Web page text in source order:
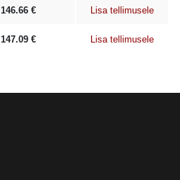
146.66 € Lisa tellimusele
147.09 € Lisa tellimusele